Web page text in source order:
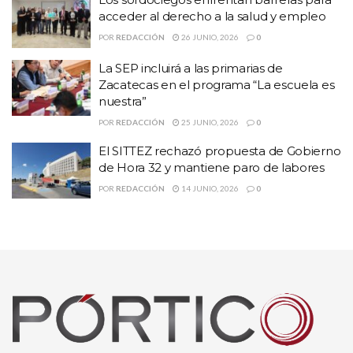
aproximadamente en total20 millones de pesosen la unidad
médica, dividido en trabajos de mantenimiento y conservación del
inmueble y del equipo biomédico.
También se dio mantenimiento a la
plataforma del Helipuerto y
acceder al derecho a la salud y empleo
POR REDACCIÓN 26 JUNIO, 2026 0
La SEP incluirá a las primarias de
Zacatecas en el programa “La escuela es
nuestra”
POR REDACCIÓN 25 JUNIO, 2026 0
El SITTEZ rechazó propuesta de Gobierno
de Hora 32 y mantiene paro de labores
POR REDACCIÓN 14 JUNIO, 2026 0